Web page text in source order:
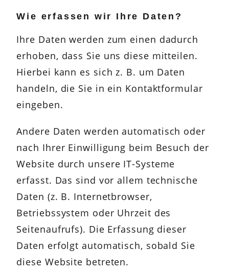
Wie erfassen wir Ihre Daten?
Ihre Daten werden zum einen dadurch
erhoben, dass Sie uns diese mitteilen.
Hierbei kann es sich z. B. um Daten
handeln, die Sie in ein Kontaktformular
eingeben.
Andere Daten werden automatisch oder
nach Ihrer Einwilligung beim Besuch der
Website durch unsere IT-Systeme
erfasst. Das sind vor allem technische
Daten (z. B. Internetbrowser,
Betriebssystem oder Uhrzeit des
Seitenaufrufs). Die Erfassung dieser
Daten erfolgt automatisch, sobald Sie
diese Website betreten.